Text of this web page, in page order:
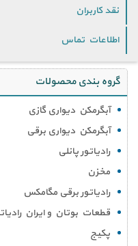
نقد کاربران
اطلاعات تماس
گروه بندی محصولات
آبگرمکن دیواری گازی
آبگرمکن دیواری برقی
رادیاتور پانلی
مخزن
رادیاتور برقی مگامکس
قطعات بوتان و ایران
پکیج